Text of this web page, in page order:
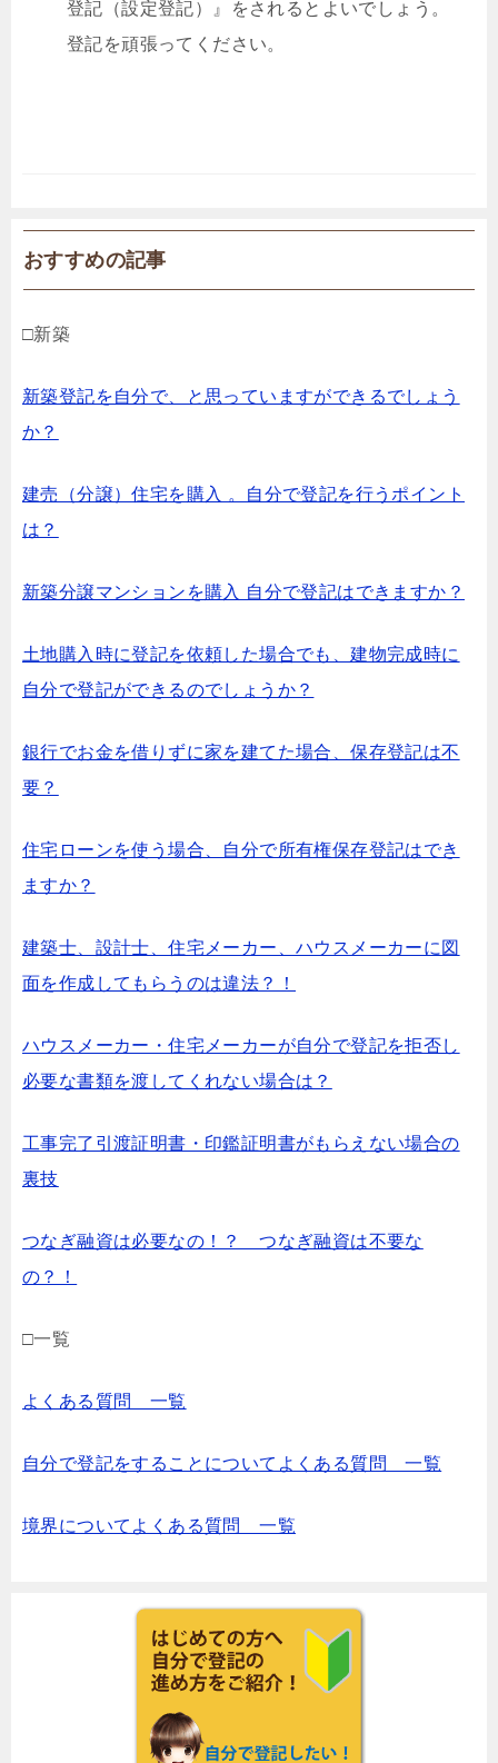
登記（設定登記）』をされるとよいでしょう。
登記を頑張ってください。
おすすめの記事
□新築
新築登記を自分で、と思っていますができるでしょう
か？
建売（分譲）住宅を購入 。自分で登記を行うポイント
は？
新築分譲マンションを購入 自分で登記はできますか？
土地購入時に登記を依頼した場合でも、建物完成時に
自分で登記ができるのでしょうか？
銀行でお金を借りずに家を建てた場合、保存登記は不
要？
住宅ローンを使う場合、自分で所有権保存登記はでき
ますか？
建築士、設計士、住宅メーカー、ハウスメーカーに図
面を作成してもらうのは違法？！
ハウスメーカー・住宅メーカーが自分で登記を拒否し
必要な書類を渡してくれない場合は？
工事完了引渡証明書・印鑑証明書がもらえない場合の
裏技
つなぎ融資は必要なの！？ つなぎ融資は不要な
の？！
□一覧
よくある質問 一覧
自分で登記をすることについてよくある質問 一覧
境界についてよくある質問 一覧